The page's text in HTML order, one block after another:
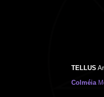
TELLUS
Colméia